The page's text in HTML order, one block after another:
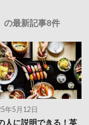
の最新記事8件
年5月12日
人に説明できる！英